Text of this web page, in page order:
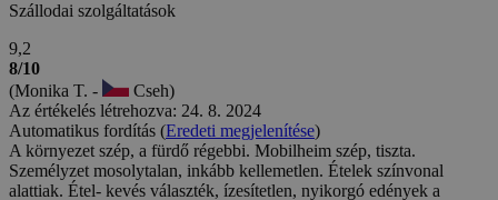
Szállodai szolgáltatások
9,2
8/10
(Monika T. -
Cseh)
Az értékelés létrehozva: 24. 8. 2024
Automatikus fordítás (Eredeti megjelenítése)
A környezet szép, a fürdő régebbi. Mobilheim szép, tiszta.
Személyzet mosolytalan, inkább kellemetlen. Ételek színvonal
alattiak. Étel- kevés választék, ízesítetlen, nyikorgó edények a